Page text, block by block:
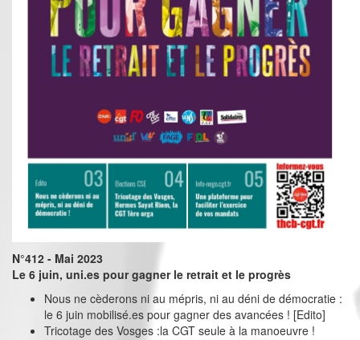
N°412 - Mai 2023
Le 6 juin, uni.es pour gagner le retrait et le progrès
Nous ne cèderons ni au mépris, ni au déni de démocratie :
le 6 juin mobilisé.es pour gagner des avancées ! [Edito]
Tricotage des Vosges :la CGT seule à la manoeuvre !